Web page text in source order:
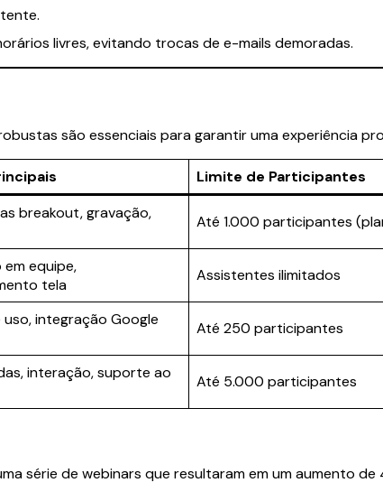
livres, evitando trocas de e-mails demoradas.
são essenciais para garantir uma experiência
Limite de Participantes
breakout, gravação,
Até 1.000 participantes
equipe,
tela
Assistentes ilimitados
uso, integração Google
Até 250 participantes
interação, suporte ao
Até 5.000 participantes
série de webinars que resultaram em um aumento de